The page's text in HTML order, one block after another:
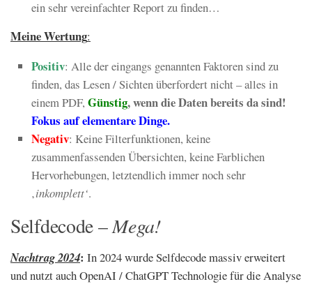
ein sehr vereinfachter Report zu finden…
Meine Wertung:
Positiv: Alle der eingangs genannten Faktoren sind zu
finden, das Lesen / Sichten überfordert nicht – alles in
einem PDF, Günstig, wenn die Daten bereits da sind!
Fokus auf elementare Dinge.
Negativ: Keine Filterfunktionen, keine
zusammenfassenden Übersichten, keine Farblichen
Hervorhebungen, letztendlich immer noch sehr
‚inkomplett‘.
Selfdecode –Mega!
Nachtrag 2024: In 2024 wurde Selfdecode massiv erweitert
und nutzt auch OpenAI / ChatGPT Technologie für die Analyse